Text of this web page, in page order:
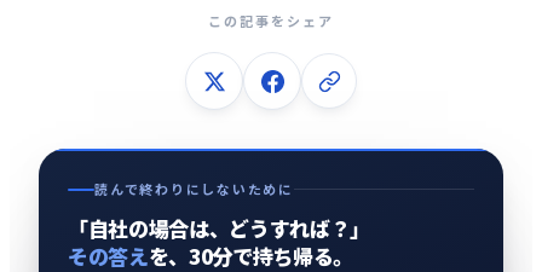
この記事をシェア
読んで終わりにしないために
「自社の場合は、どうすれば？」
その答えを、30分で持ち帰る。